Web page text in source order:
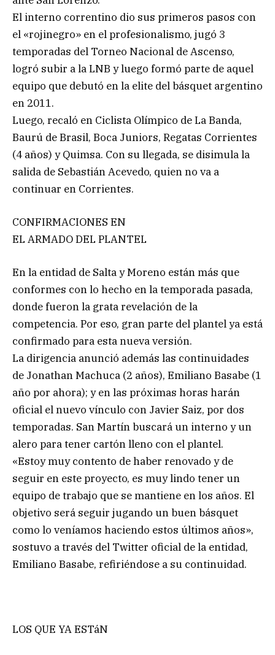
El interno correntino dio sus primeros pasos con
el «rojinegro» en el profesionalismo, jugó 3
temporadas del Torneo Nacional de Ascenso,
logró subir a la LNB y luego formó parte de aquel
equipo que debutó en la elite del básquet argentino
en 2011.
Luego, recaló en Ciclista Olímpico de La Banda,
Baurú de Brasil, Boca Juniors, Regatas Corrientes
(4 años) y Quimsa. Con su llegada, se disimula la
salida de Sebastián Acevedo, quien no va a
continuar en Corrientes.
CONFIRMACIONES EN
EL ARMADO DEL PLANTEL
En la entidad de Salta y Moreno están más que
conformes con lo hecho en la temporada pasada,
donde fueron la grata revelación de la
competencia. Por eso, gran parte del plantel ya está
confirmado para esta nueva versión.
La dirigencia anunció además las continuidades
de Jonathan Machuca (2 años), Emiliano Basabe (1
año por ahora); y en las próximas horas harán
oficial el nuevo vínculo con Javier Saiz, por dos
temporadas. San Martín buscará un interno y un
alero para tener cartón lleno con el plantel.
«Estoy muy contento de haber renovado y de
seguir en este proyecto, es muy lindo tener un
equipo de trabajo que se mantiene en los años. El
objetivo será seguir jugando un buen básquet
como lo veníamos haciendo estos últimos años»,
sostuvo a través del Twitter oficial de la entidad,
Emiliano Basabe, refiriéndose a su continuidad.
LOS QUE YA ESTáN